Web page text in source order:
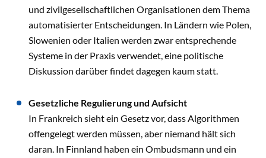
und zivilgesellschaftlichen Organisationen dem Thema
automatisierter Entscheidungen. In Ländern wie Polen,
Slowenien oder Italien werden zwar entsprechende
Systeme in der Praxis verwendet, eine politische
Diskussion darüber findet dagegen kaum statt.
Gesetzliche Regulierung und Aufsicht
In Frankreich sieht ein Gesetz vor, dass Algorithmen
offengelegt werden müssen, aber niemand hält sich
daran. In Finnland haben ein Ombudsmann und ein